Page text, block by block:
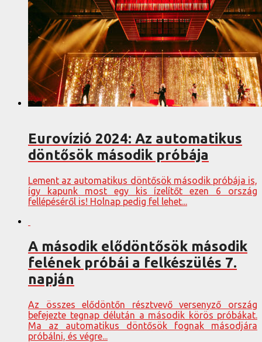
Eurovízió 2024: Az automatikus
döntősök második próbája
Lement az automatikus döntősök második próbája is,
így kapunk most egy kis ízelítőt ezen 6 ország
fellépéséről is! Holnap pedig fel lehet...
A második elődöntősök második
felének próbái a felkészülés 7.
napján
Az összes elődöntőn résztvevő versenyző ország
befejezte tegnap délután a második körös próbákat.
Ma az automatikus döntősök fognak másodjára
próbálni, és végre...